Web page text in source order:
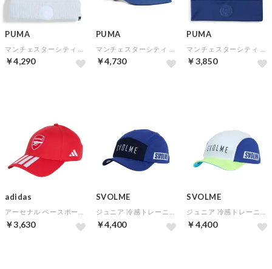
PUMA
￥4,290
PUMA
￥4,730
PUMA
￥3,850
adidas
￥3,630
SVOLME
￥4,400
SVOLME
￥4,400